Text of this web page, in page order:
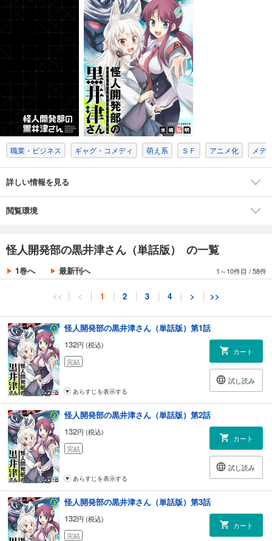
職業・ビジネス ギャグ・コメディ 萌え系 ＳＦ アニメ化 メデ
詳しい情報を見る
閲覧環境
怪人開発部の黒井津さん（単話版） の一覧
1巻へ 最新刊へ 1～10件目 /58件
<< < 1 2 3 4 > >>
怪人開発部の黒井津さん（単話版）第1話
132円 (税込)
完結
カート
試し読み
あらすじを表示する
怪人開発部の黒井津さん（単話版）第2話
132円 (税込)
完結
カート
試し読み
あらすじを表示する
怪人開発部の黒井津さん（単話版）第3話
132円 (税込)
完結
カート